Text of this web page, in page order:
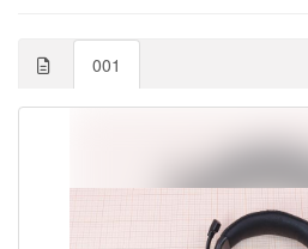
001